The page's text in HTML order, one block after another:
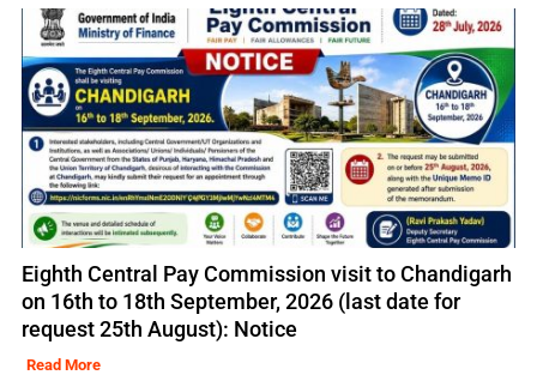
Eighth Central Pay Commission visit to Chandigarh
on 16th to 18th September, 2026 (last date for
request 25th August): Notice
Read More